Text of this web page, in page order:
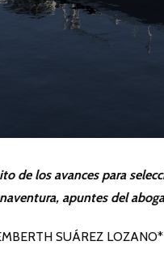
de los avances para
apuntes del
SUÁREZ LOZANO*